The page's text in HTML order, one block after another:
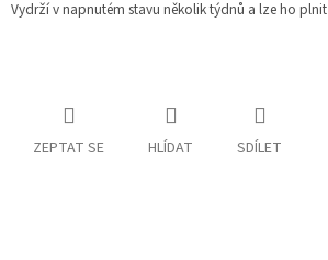
Vydrží v napnutém stavu několik týdnů a lze ho plnit
ZEPTAT SE HLÍDAT SDÍLET